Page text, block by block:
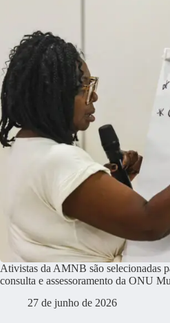
Ativistas da AMNB são selecionadas
consulta e assessoramento da ONU
27 de junho de 2026